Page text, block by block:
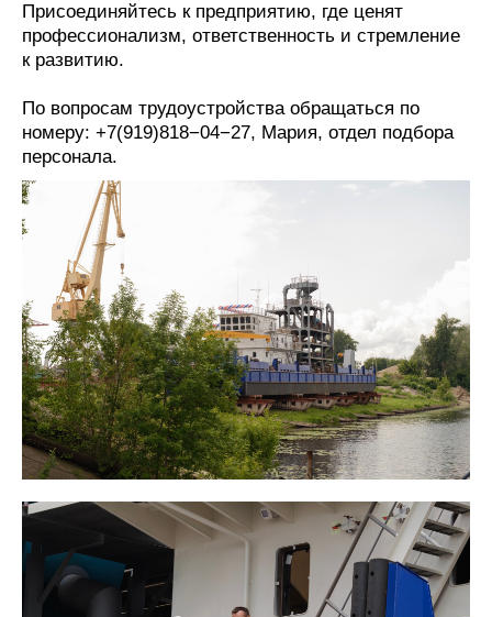
Конференции
Выставки и семинары
Личности
Словарь
Флот
Галерея флота
Отзывы
Все службы
Присоединяйтесь к предприятию, где ценят
профессионализм, ответственность и стремление
к развитию.
По вопросам трудоустройства обращаться по
номеру: +7(919)818−04−27, Мария, отдел подбора
персонала.